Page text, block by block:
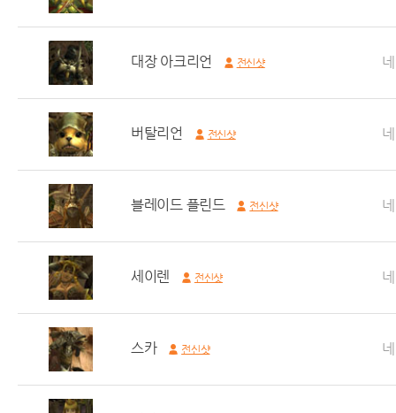
대장 아크리언 전신샷
버탈리언 전신샷
블레이드 플린드 전신샷
세이렌 전신샷
스카 전신샷